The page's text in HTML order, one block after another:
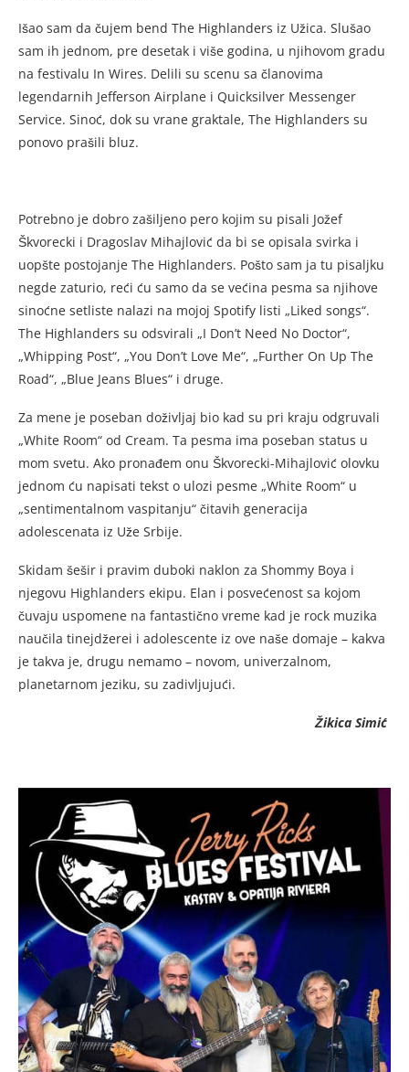
Išao sam da čujem bend The Highlanders iz Užica. Slušao
sam ih jednom, pre desetak i više godina, u njihovom gradu
na festivalu In Wires. Delili su scenu sa članovima
legendarnih Jefferson Airplane i Quicksilver Messenger
Service. Sinoć, dok su vrane graktale, The Highlanders su
ponovo prašili bluz.
Potrebno je dobro zašiljeno pero kojim su pisali Jožef
Škvorecki i Dragoslav Mihajlović da bi se opisala svirka i
uopšte postojanje The Highlanders. Pošto sam ja tu pisaljku
negde zaturio, reći ću samo da se većina pesma sa njihove
sinoćne setliste nalazi na mojoj Spotify listi „Liked songs“.
The Highlanders su odsvirali „I Don’t Need No Doctor“,
„Whipping Post“, „You Don’t Love Me“, „Further On Up The
Road“, „Blue Jeans Blues“ i druge.
Za mene je poseban doživljaj bio kad su pri kraju odgruvali
„White Room“ od Cream. Ta pesma ima poseban status u
mom svetu. Ako pronađem onu Škvorecki-Mihajlović olovku
jednom ću napisati tekst o ulozi pesme „White Room“ u
„sentimentalnom vaspitanju“ čitavih generacija
adolescenata iz Uže Srbije.
Skidam šešir i pravim duboki naklon za Shommy Boya i
njegovu Highlanders ekipu. Elan i posvećenost sa kojom
čuvaju uspomene na fantastično vreme kad je rock muzika
naučila tinejdžerei i adolescente iz ove naše domaje – kakva
je takva je, drugu nemamo – novom, univerzalnom,
planetarnom jeziku, su zadivljujući.
Žikica Simić